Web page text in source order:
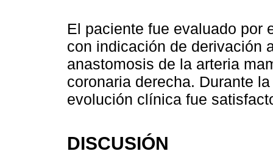
El paciente fue evaluado por
con indicación de derivación
anastomosis de la arteria
coronaria derecha. Durante
evolución clínica fue
DISCUSIÓN